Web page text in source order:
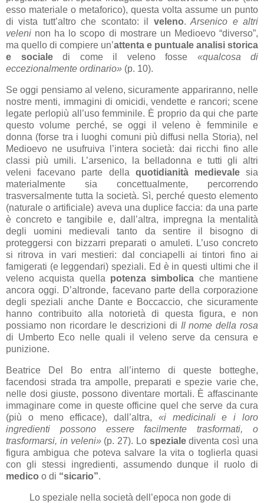
esso materiale o metaforico), questa volta assume un punto
di vista tutt’altro che scontato: il veleno. Arsenico e altri
veleni non ha lo scopo di mostrare un Medioevo “diverso”,
ma quello di compiere un’attenta e puntuale analisi storica
e socialedi come il veleno fosse «qualcosa di
eccezionalmente ordinario» (p. 10).
Se oggi pensiamo al veleno, sicuramente appariranno, nelle
nostre menti, immagini di omicidi, vendette e rancori; scene
legate perlopiù all’uso femminile. È proprio da qui che parte
questo volume perché, se oggi il veleno è femminile e
donna (forse tra i luoghi comuni più diffusi nella Storia), nel
Medioevo ne usufruiva l’intera società: dai ricchi fino alle
classi più umili. L’arsenico, la belladonna e tutti gli altri
veleni facevano parte della quotidianità medievalesia
materialmente sia concettualmente, percorrendo
trasversalmente tutta la società. Sì, perché questo elemento
(naturale o artificiale) aveva una duplice faccia: da una parte
è concreto e tangibile e, dall’altra, impregna la mentalità
degli uomini medievali tanto da sentire il bisogno di
proteggersi con bizzarri preparati o amuleti. L’uso concreto
si ritrova in vari mestieri: dal conciapelli ai tintori fino ai
famigerati (e leggendari) speziali. Ed è in questi ultimi che il
veleno acquista quella potenza simbolica che mantiene
ancora oggi. D’altronde, facevano parte della corporazione
degli speziali anche Dante e Boccaccio, che sicuramente
hanno contribuito alla notorietà di questa figura, e non
possiamo non ricordare le descrizioni di Il nome della rosa
di Umberto Eco nelle quali il veleno serve da censura e
punizione.
Beatrice Del Bo entra all’interno di queste botteghe,
facendosi strada tra ampolle, preparati e spezie varie che,
nelle dosi giuste, possono diventare mortali. È affascinante
immaginare come in queste officine quel che serve da cura
(più o meno efficace), dall’altra, «i medicinali e i loro
ingredienti possono essere facilmente trasformati, o
trasformarsi, in veleni»(p. 27). Lo spezialediventa così una
figura ambigua che poteva salvare la vita o toglierla quasi
con gli stessi ingredienti, assumendo dunque il ruolo di
medico o di “sicario”.
Lo speziale nella società dell’epoca non gode di